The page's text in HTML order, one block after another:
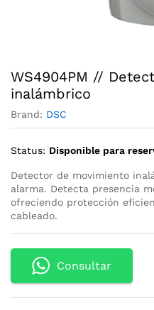
WS4904PM //
inalámbrico
Brand: DSC
Status: Disponible para
Detector de movimiento
alarma. Detecta presencia
ofreciendo protección
cableado.
Consultar